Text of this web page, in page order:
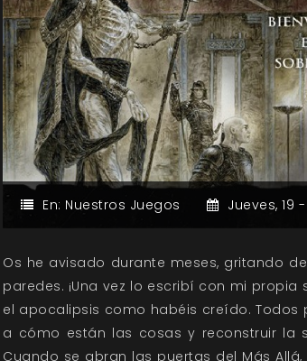
En: Nuestros Juegos Jueves, 19 -
Os he avisado durante meses, gritando
paredes. ¡Una vez lo escribí con mi
el apocalipsis como habéis creído.
a cómo están las cosas y reconstruir la
Cuando se abran las puertas del Más